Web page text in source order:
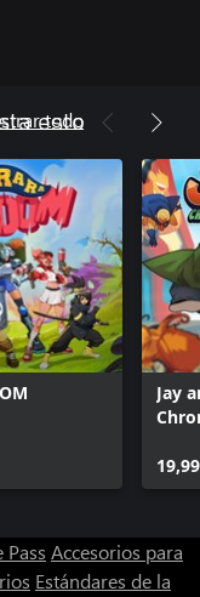
esto
todo
Jay
Pass Accesorios para
Estándares de la